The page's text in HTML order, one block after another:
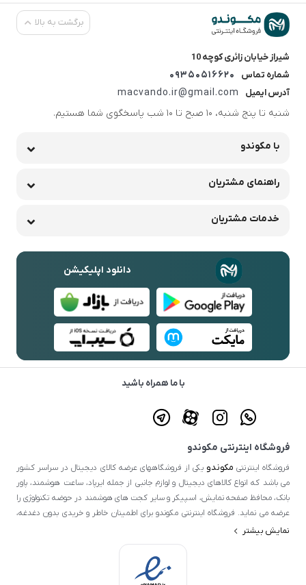
برگشت به بالا
شیراز خیابان زائری کوچه 10
شماره تماس
09350516620
آدرس ایمیل
macvando.ir@gmail.com
شنبه تا پنج شنبه، 10 صبح تا 10 شب پاسخگوی شما هستیم.
با مکوندو
راهنمای مشتریان
خدمات مشتریان
دانلود اپلیکیشن
با ما همراه باشید
فروشگاه اینترنتی مکوندو
فروشگاه اینترنتی مکوندو یکی از فروشگاههای عرضه کالای دیجیتال در سراسر کشور
می باشد که انواع کالاهای دیجیتال و لوازم جانبی از جمله ایرپاد، ساعت هوشمند، پاور
بانک، محافظ صفحه نمایش، اسپیکر و سایر کجت های هوشمند در حوضه تکنولوژی را
عرضه می نماید. فروشگاه اینترنتی مکوندو برای اطمینان خاطر و خریدی بدون دغدغه،
ضمانت اصالت کالا و سلامت فیزیکی را برای تمامی محصولات خود در نظر گرفته است.
تمامی محصولات عرضه شده در این فروشگاه اصلی و از کیفیت بالایی برخوردار است و
ضمانت اصالت کالا و سلامت فیزیکی خود گواهی این امر است. اصلی ترین هدف ما جلب
رضایت مصرف کننده می باشد. از این رو بر آنیم تا تجربه ای لذت بخش از یک خرید
نمایش بیشتر